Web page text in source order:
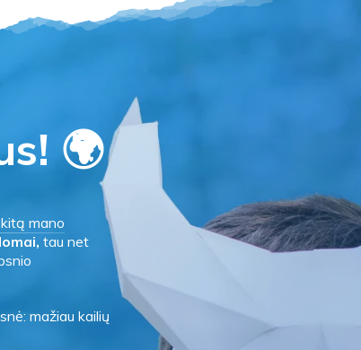
🌍
mano
tau net
mažiau kailių